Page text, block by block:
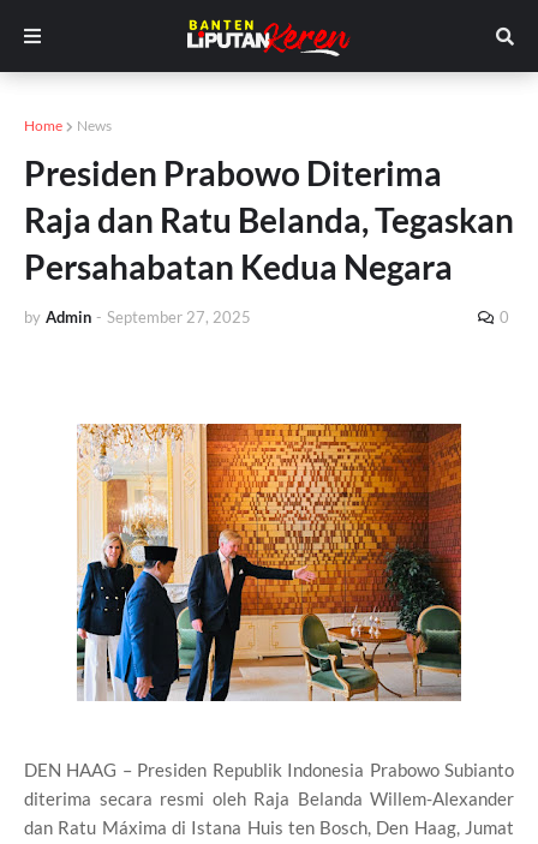
Home News
Presiden Prabowo Diterima
Raja dan Ratu Belanda, Tegaskan
Persahabatan Kedua Negara
by Admin - September 27, 2025 0
DEN HAAG – Presiden Republik Indonesia Prabowo Subianto
diterima secara resmi oleh Raja Belanda Willem-Alexander
dan Ratu Máxima di Istana Huis ten Bosch, Den Haag, Jumat